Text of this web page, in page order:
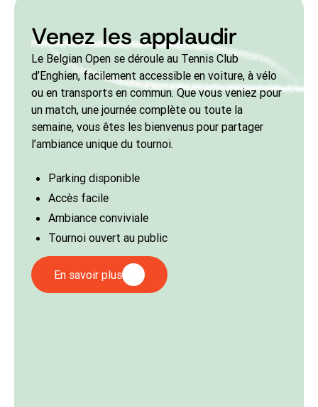
du Belgian Open.
Venez les applaudir
Le Belgian Open se déroule au Tennis Club
d’Enghien, facilement accessible en voiture, à vélo
ou en transports en commun. Que vous veniez pour
un match, une journée complète ou toute la
semaine, vous êtes les bienvenus pour partager
l’ambiance unique du tournoi.
Parking disponible
Accès facile
Ambiance conviviale
Tournoi ouvert au public
En savoir plus